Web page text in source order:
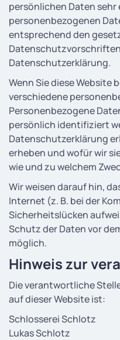
persönlichen Daten
personenbezogenen
entsprechend den
Datenschutzerklärung.
Wenn Sie diese Website
verschiedene
Personenbezogene
persönlich identifiziert
Datenschutzerklärung
erheben und wofür wir
wie und zu welchem
Wir weisen darauf hin,
Internet (z. B. bei der
Sicherheitslücken
Schutz der Daten vor
möglich.
Hinweis zur
Die verantwortliche
auf dieser Website ist:
Schlosserei Schlotz
Lukas Schlotz